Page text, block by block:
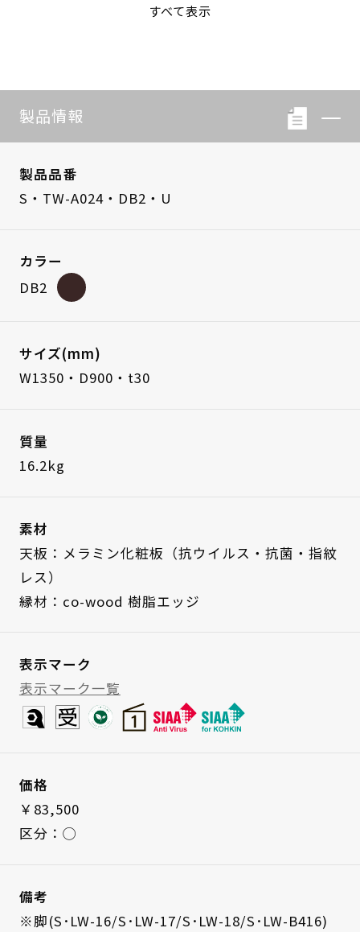
すべて表示
製品情報
製品品番
S・TW-A024・DB2・U
カラー
DB2
サイズ(mm)
W1350・D900・t30
質量
16.2kg
素材
天板：メラミン化粧板（抗ウイルス・抗菌・指紋
レス）
縁材：co-wood 樹脂エッジ
表示マーク
表示マーク一覧
価格
￥83,500
区分：◯
備考
※脚(S･LW-16/S･LW-17/S･LW-18/S･LW-B416)